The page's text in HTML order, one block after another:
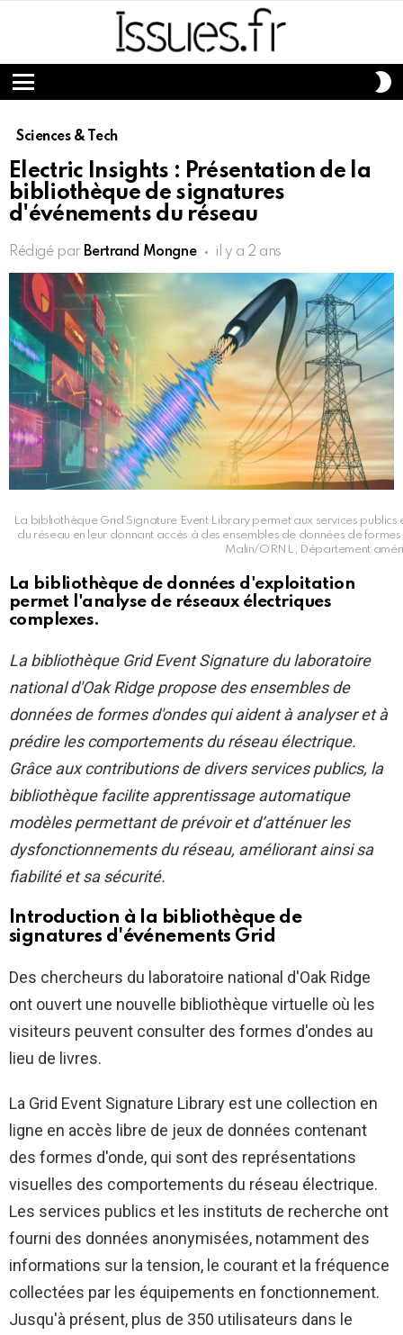
Menu
Sciences & Tech
Electric Insights : Présentation de la
bibliothèque de signatures
d'événements du réseau
Rédigé par Bertrand Mongne il y a 2 ans
La bibliothèque Grid Signature Event Library permet aux services
du réseau en leur donnant accès à des ensembles de données de
Malin/ORNL, Département
La bibliothèque de données d'exploitation
permet l'analyse de réseaux électriques
complexes.
La bibliothèque Grid Event Signature du laboratoire
national d'Oak Ridge propose des ensembles de
données de formes d'ondes qui aident à analyser et à
prédire les comportements du réseau électrique.
Grâce aux contributions de divers services publics, la
bibliothèque faciliteapprentissage automatique
modèles permettant de prévoir et d’atténuer les
dysfonctionnements du réseau, améliorant ainsi sa
fiabilité et sa sécurité.
Introduction à la bibliothèque de
signatures d'événements Grid
Des chercheurs du laboratoire national d'Oak Ridge
ont ouvert une nouvelle bibliothèque virtuelle où les
visiteurs peuvent consulter des formes d'ondes au
lieu de livres.
La Grid Event Signature Library est une collection en
ligne en accès libre de jeux de données contenant
des formes d'onde, qui sont des représentations
visuelles des comportements du réseau électrique.
Les services publics et les instituts de recherche ont
fourni des données anonymisées, notamment des
informations sur la tension, le courant et la fréquence
collectées par les équipements en fonctionnement.
Jusqu'à présent, plus de 350 utilisateurs dans le